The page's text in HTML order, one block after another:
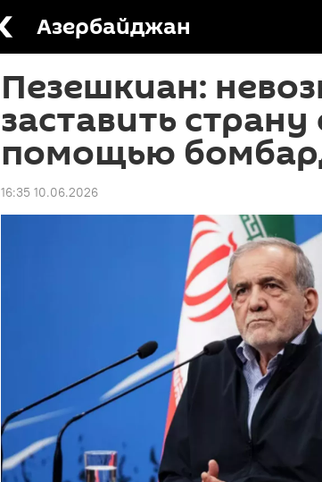
Азербайджан
Пезешкиан:
заставить страну
помощью
16:35 10.06.2026